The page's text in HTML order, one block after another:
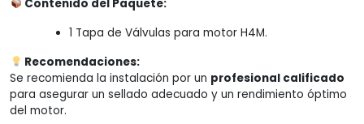
Contenido del Paquete:
1 Tapa de Válvulas para motor H4M.
Recomendaciones:
Se recomienda la instalación por un profesional calificado
para asegurar un sellado adecuado y un rendimiento óptimo
del motor.